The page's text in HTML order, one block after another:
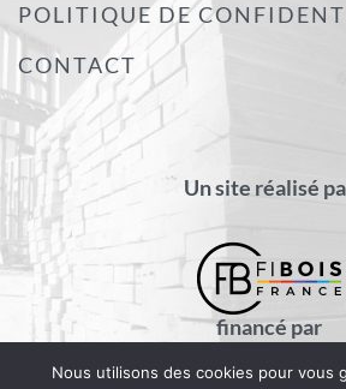
POLITIQUE DE
CONTACT
Un site réalisé
financé par
Nous utilisons des cookies pour vous